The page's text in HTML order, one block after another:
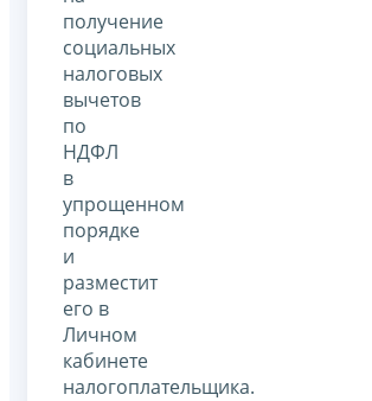
получение
социальных
налоговых
вычетов
по
НДФЛ
в
упрощенном
порядке
и
разместит
его в
Личном
кабинете
налогоплательщика.